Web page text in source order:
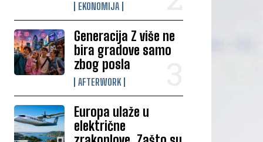
EKONOMIJA
Generacija Z više ne
bira gradove samo
zbog posla
AFTERWORK
Europa ulaže u
električne